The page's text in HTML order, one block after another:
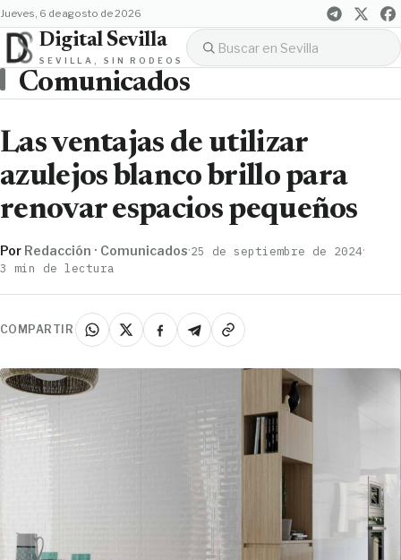
jueves, 6 de agosto de 2026
Digital Sevilla
SEVILLA, SIN RODEOS
Comunicados
Las ventajas de utilizar
azulejos blanco brillo para
renovar espacios pequeños
Por Redacción · Comunicados·25 de septiembre de 2024·
3 min de lectura
COMPARTIR